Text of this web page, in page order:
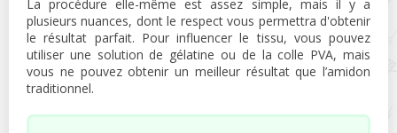
La procédure elle-même est assez simple, mais il y a
plusieurs nuances, dont le respect vous permettra d'obtenir
le résultat parfait. Pour influencer le tissu, vous pouvez
utiliser une solution de gélatine ou de la colle PVA, mais
vous ne pouvez obtenir un meilleur résultat que l’amidon
traditionnel.